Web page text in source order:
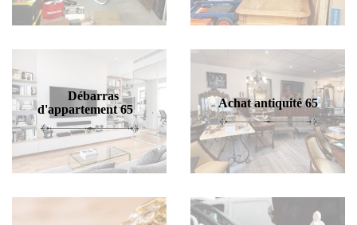
Débarras
d'appartement 65
Achat antiquité 65